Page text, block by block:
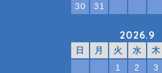
30
31
2026.9
日 月 火 水 木
1
2 3